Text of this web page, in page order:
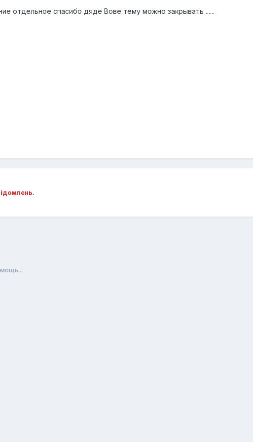
отдельное спасибо дяде Вове тему можно закрывать ......